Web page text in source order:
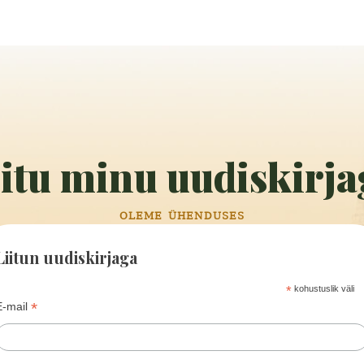
minu
OLEME ÜHENDUSES
uudiskirjaga
*kohustuslik väli
mail *